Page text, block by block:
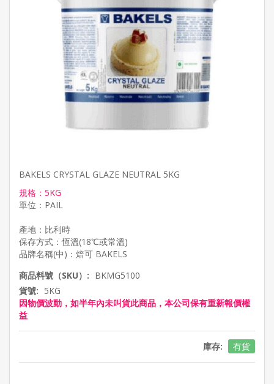
BAKELS CRYSTAL GLAZE NEUTRAL 5KG
規格：5KG
單位：PAIL
產地：比利時
保存方式：恆溫(18℃或常溫)
商品料號（SKU）: BKMG5100
貨號: 5KG
因物價波動，如半年內未叫貨此商品，本公司保有重新報價權
益
庫存: 有貨